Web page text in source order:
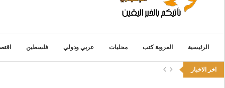
الرئيسية العروبة كتب محليات عربي ودولي فلسطين
اخر الاخبار